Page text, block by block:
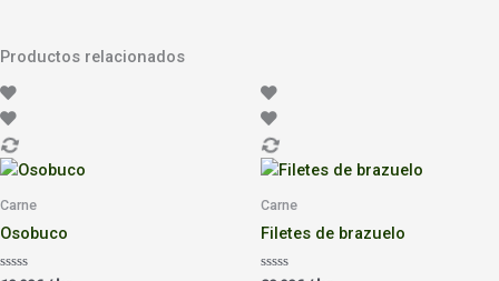
Productos relacionados
Carne
Osobuco
Carne
Filetes de brazuelo